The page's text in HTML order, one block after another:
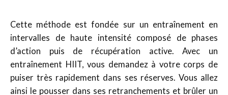
Cette méthode est fondée sur un entraînement en
intervalles de haute intensité composé de phases
d’action puis de récupération active. Avec un
entraînement HIIT, vous demandez à votre corps de
puiser très rapidement dans ses réserves. Vous allez
ainsi le pousser dans ses retranchements et brûler un